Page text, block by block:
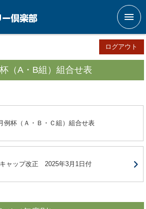
メニ
ログアウト
（A・B組）組合せ表
例杯（Ａ・Ｂ・Ｃ組）組合せ表
ャップ改正 2025年3月1日付